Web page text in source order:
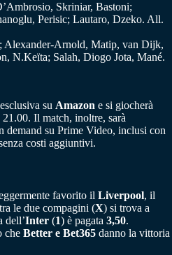
Skriniar, Bastoni;
Perisic; Lautaro, Dzeko. All.
Alexander-Arnold, Matip, van Dijk,
N.Keïta; Salah, Diogo Jota, Mané.
su Amazon e si giocherà
Il match, inoltre, sarà
demand su Prime Video, inclusi con
costi aggiuntivi.
favorito il Liverpool, il
le due compagini (X) si trova a
dell’Inter (1) è pagata 3,50.
che Better e Bet365 danno la vittoria